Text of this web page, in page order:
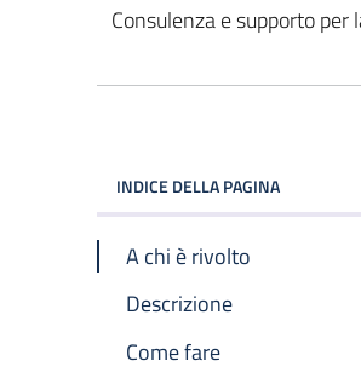
Consulenza e supporto
INDICE DELLA PAGINA
A chi è rivolto
Descrizione
Come fare